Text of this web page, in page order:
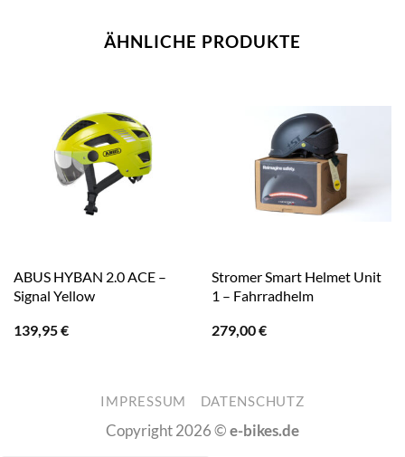
ÄHNLICHE PRODUKTE
ABUS HYBAN 2.0 ACE –
Signal Yellow
139,95€
Stromer Smart Helmet Unit
1 – Fahrradhelm
279,00€
IMPRESSUM DATENSCHUTZ
Copyright 2026 ©e-bikes.de